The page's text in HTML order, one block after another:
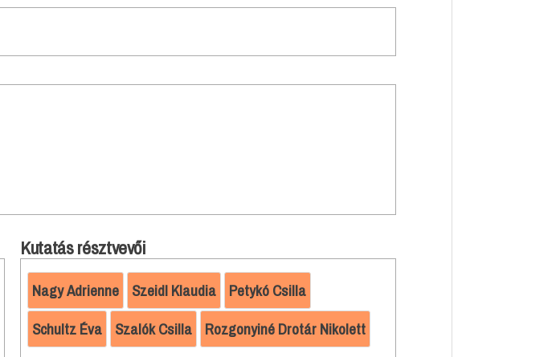
Kutatás résztvevői
Nagy Adrienne Szeidl Klaudia
Petykó Csilla
Schultz Éva
Szalók Csilla Rozgonyiné Drotár Nikolett